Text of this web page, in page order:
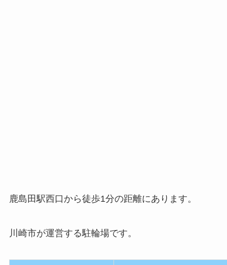
鹿島田駅西口から徒歩1分の距離にあります。
川崎市が運営する駐輪場です。